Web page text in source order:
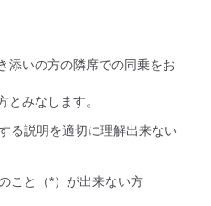
添いの方の隣席での同乗をお
とみなします。
る説明を適切に理解出来ない
こと（*）が出来ない方